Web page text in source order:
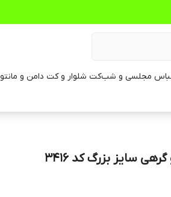
مجلسی و شبکت شلوار و کت دامن و مانتو
سایز بزرگ کد 3416